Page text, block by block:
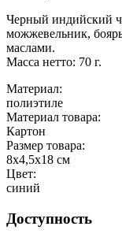
Черный индийский
можжевельник,
маслами.
Масса нетто: 70 г.
Материал:
полиэтиле
Материал товара:
Картон
Размер товара:
8х4,5х18 см
Цвет:
синий
Доступность